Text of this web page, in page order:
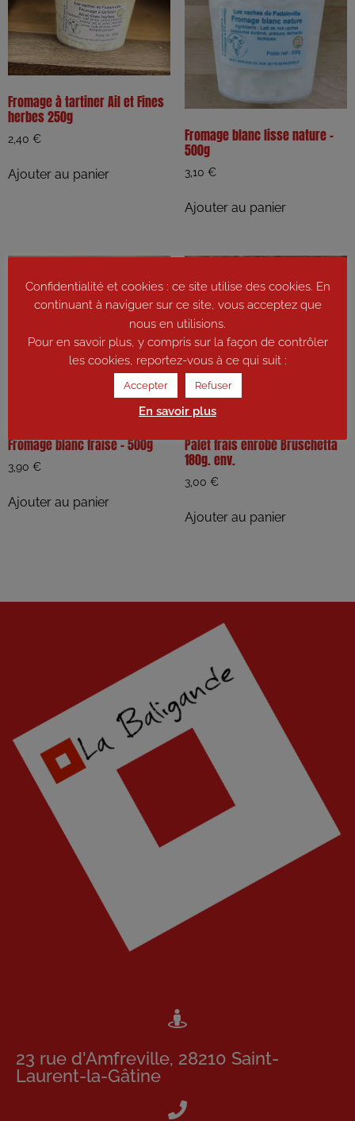
Fromage à tartiner Ail et Fines
herbes 250g
2,40 €
Ajouter au panier
Fromage blanc lisse nature –
500g
3,10 €
Ajouter au panier
Fromage blanc fraise – 500g
3,90 €
Ajouter au panier
Palet frais enrobé Bruschetta
180g. env.
3,00 €
Ajouter au panier
23 rue d'Amfreville, 28210 Saint-
Laurent-la-Gâtine
Confidentialité et cookies : ce site utilise des cookies. En
continuant à naviguer sur ce site, vous acceptez que
nous en utilisions.
Pour en savoir plus, y compris sur la façon de contrôler
les cookies, reportez-vous à ce qui suit :
Accepter Refuser
En savoir plus